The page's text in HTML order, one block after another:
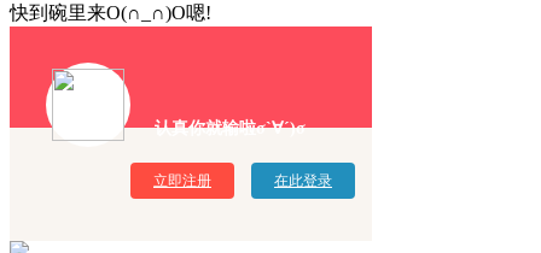
快到碗里来O(∩_∩)O嗯!
认真你就输啦σ`∀´)σ
立即注册 在此登录